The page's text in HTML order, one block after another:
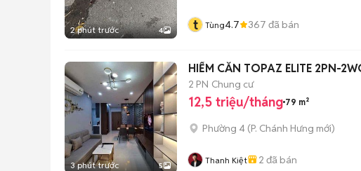
2 phút trước 4 t Tùng4.7 367 đã bán
3 phút trước 5
HIẾM CĂN TOPAZ ELITE 2PN-
2 PN Chung cư
12,5 triệu/tháng 79 m²
Phường 4 (P. Chánh Hưng mới)
Thanh Kiệt 2 đã bán